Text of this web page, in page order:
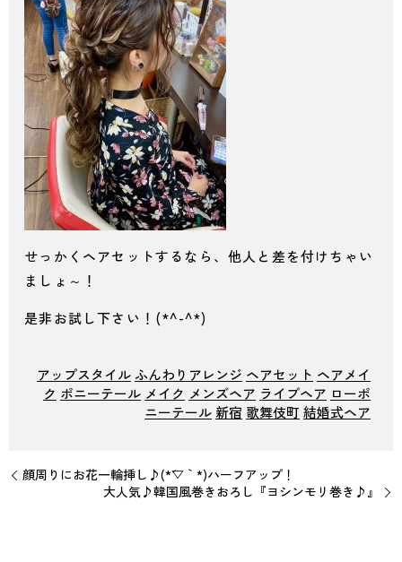
せっかくヘアセットするなら、他人と差を付けちゃい
ましょ～！
是非お試し下さい！(*^-^*)
アップスタイル ふんわりアレンジ ヘアセット ヘアメイ
ク ポニーテール メイク メンズヘア ライブヘア ローポ
ニーテール新宿 歌舞伎町 結婚式ヘア
顔周りにお花一輪挿し♪(*´▽｀*)ハーフアップ！
大人気♪韓国風巻きおろし『ヨシンモリ巻き♪』